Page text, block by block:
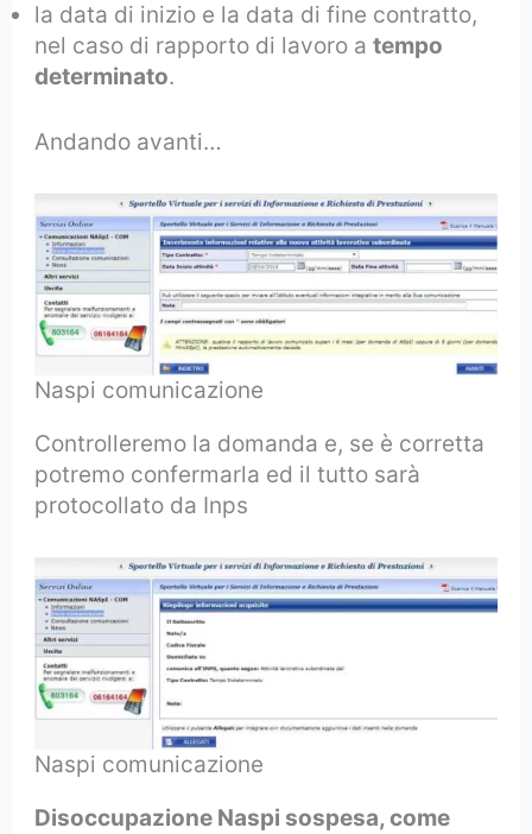
la data di inizio e la data di fine contratto,
nel caso di rapporto di lavoro atempo
determinato.
Andando avanti…
Naspi comunicazione
Controlleremo la domanda e, se è corretta
potremo confermarla ed il tutto sarà
protocollato da Inps
Naspi comunicazione
Disoccupazione Naspi sospesa, come